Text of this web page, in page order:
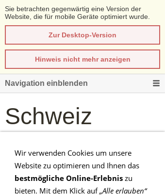
Sie betrachten gegenwärtig eine Version der
Website, die für mobile Geräte optimiert wurde.
Zur Desktop-Version
Hinweis nicht mehr anzeigen
Navigation einblenden
Schweiz
Auch in Ihrer Nähe sind
qualifizierte ILP-Coaches tätig.
Wählen Sie hier Ihr
Wir verwenden Cookies um unsere
Website zu optimieren und Ihnen das
bestmögliche Online-Erlebnis zu
bieten. Mit dem Klick auf„Alle erlauben“